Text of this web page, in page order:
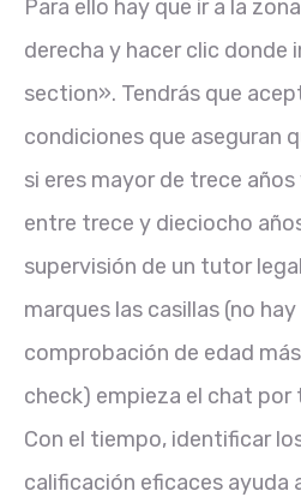
Para ello hay que ir a la
derecha y hacer clic donde
section». Tendrás que
condiciones que aseguran
si eres mayor de trece
entre trece y dieciocho
supervisión de un tutor
marques las casillas (no
comprobación de edad
check) empieza el chat
Con el tiempo, identificar
calificación eficaces ayuda